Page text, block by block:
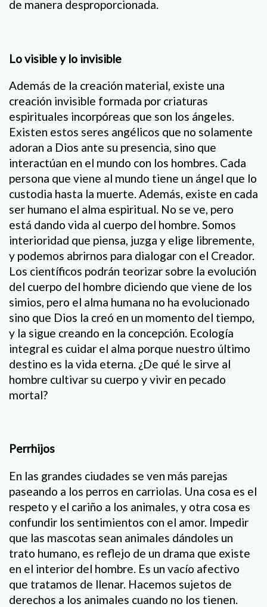
de manera desproporcionada.
Lo visible y lo invisible
Además de la creación material, existe una
creación invisible formada por criaturas
espirituales incorpóreas que son los ángeles.
Existen estos seres angélicos que no solamente
adoran a Dios ante su presencia, sino que
interactúan en el mundo con los hombres. Cada
persona que viene al mundo tiene un ángel que lo
custodia hasta la muerte. Además, existe en cada
ser humano el alma espiritual. No se ve, pero
está dando vida al cuerpo del hombre. Somos
interioridad que piensa, juzga y elige libremente,
y podemos abrirnos para dialogar con el Creador.
Los científicos podrán teorizar sobre la evolución
del cuerpo del hombre diciendo que viene de los
simios, pero el alma humana no ha evolucionado
sino que Dios la creó en un momento del tiempo,
y la sigue creando en la concepción. Ecología
integral es cuidar el alma porque nuestro último
destino es la vida eterna. ¿De qué le sirve al
hombre cultivar su cuerpo y vivir en pecado
mortal?
Perrhijos
En las grandes ciudades se ven más parejas
paseando a los perros en carriolas. Una cosa es el
respeto y el cariño a los animales, y otra cosa es
confundir los sentimientos con el amor. Impedir
que las mascotas sean animales dándoles un
trato humano, es reflejo de un drama que existe
en el interior del hombre. Es un vacío afectivo
que tratamos de llenar. Hacemos sujetos de
derechos a los animales cuando no los tienen.